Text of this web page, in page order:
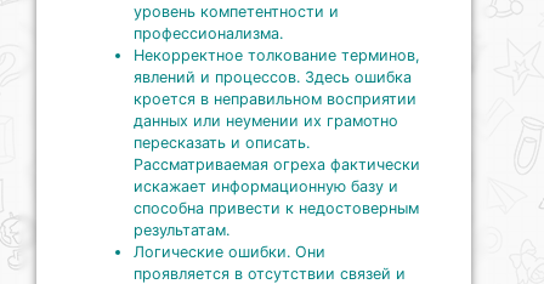
уровень компетентности и
профессионализма.
Некорректное толкование терминов,
явлений и процессов. Здесь ошибка
кроется в неправильном восприятии
данных или неумении их грамотно
пересказать и описать.
Рассматриваемая огреха фактически
искажает информационную базу и
способна привести к недостоверным
результатам.
Логические ошибки. Они
проявляется в отсутствии связей и